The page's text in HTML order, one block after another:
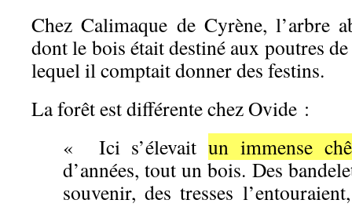
Chez Calimaque de Cyrène, l’arbre
dont le bois était destiné aux poutres de
lequel il comptait donner des festins.
La forêt est différente chez Ovide :
« Ici s’élevaitun immense
d’années, tout un bois. Des
souvenir, des tresses